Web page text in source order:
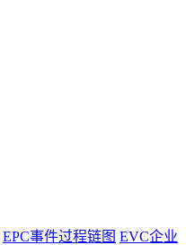
EPC事件过程链图 EVC企业